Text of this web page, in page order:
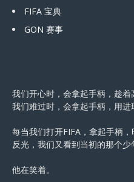
FIFA 宝典
GON 赛事
我们开心时，会拿起手柄，趁着
我们难过时，会拿起手柄，用进
每当我们打开FIFA，拿起手柄
反光，我们又看到当初的那个少
他在笑着。